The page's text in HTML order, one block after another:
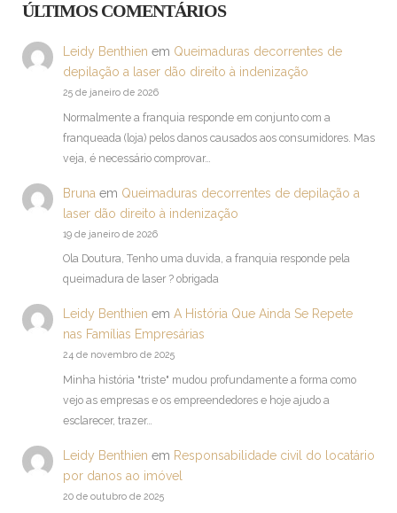
ÚLTIMOS COMENTÁRIOS
Leidy Benthien em Queimaduras decorrentes de
depilação a laser dão direito à indenização
25 de janeiro de 2026
Normalmente a franquia responde em conjunto com a
franqueada (loja) pelos danos causados aos consumidores. Mas
veja, é necessário comprovar…
Bruna em Queimaduras decorrentes de depilação a
laser dão direito à indenização
19 de janeiro de 2026
Ola Doutura, Tenho uma duvida, a franquia responde pela
queimadura de laser ? obrigada
Leidy Benthien em A História Que Ainda Se Repete
nas Famílias Empresárias
24 de novembro de 2025
Minha história "triste" mudou profundamente a forma como
vejo as empresas e os empreendedores e hoje ajudo a
esclarecer, trazer…
Leidy Benthien em Responsabilidade civil do locatário
por danos ao imóvel
20 de outubro de 2025